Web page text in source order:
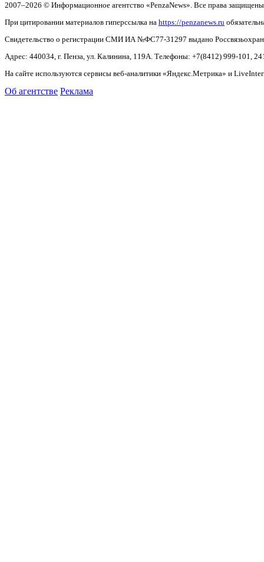
2007–2026 © Информационное агентство «PenzaNews». Все права
При цитировании материалов гиперссылка на https://penzanews.ru
Свидетельство о регистрации СМИ ИА №ФС77-31297 выдано
Адрес: 440034, г. Пенза, ул. Калинина, 119А. Телефоны: +7(8412) 999-101,
На сайте используются сервисы веб-аналитики «Яндекс.Метрика» и
Об агентстве Реклама